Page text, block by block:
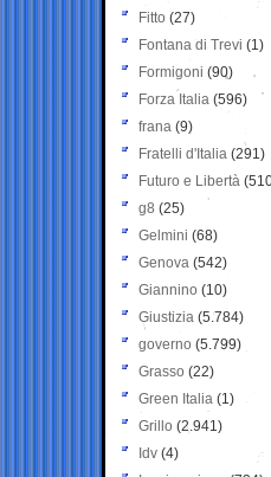
Fitto (27)
Fontana di Trevi (1)
Formigoni (90)
Forza Italia (596)
frana (9)
Fratelli d'Italia (291)
Futuro e Libertà
g8 (25)
Gelmini (68)
Genova (542)
Giannino (10)
Giustizia (5.784)
governo (5.799)
Grasso (22)
Green Italia (1)
Grillo (2.941)
Idv (4)